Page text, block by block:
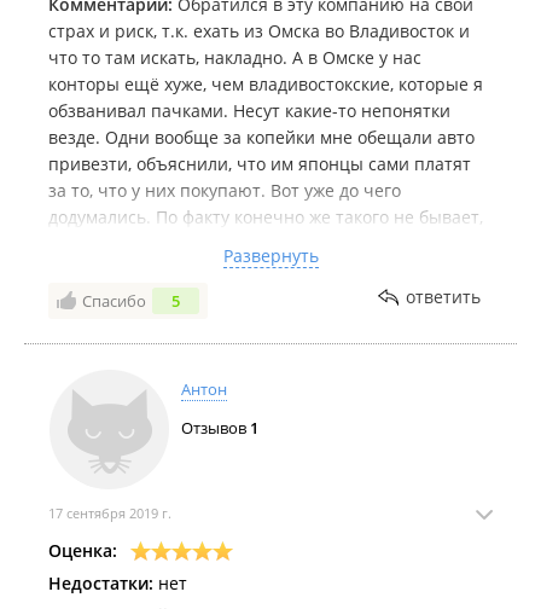
страх и риск, т.к. ехать из Омска во Владивосток и
что то там искать, накладно. А в Омске у нас
конторы ещё хуже, чем владивостокские, которые я
обзванивал пачками. Несут какие-то непонятки
везде. Одни вообще за копейки мне обещали авто
привезти, объяснили, что им японцы сами платят
за то, что у них покупают. Вот уже до чего
додумались. По факту конечно же такого не бывает,
нереально. Берут предоплату и ничего не привозят,
а вашими деньгами пользуются. Я долго читал
не хотелось пролететь по деньгам или желанному
компаний я выбирал ещё пару недель. Остановился
на этой компании потому что есть регистрация по
налоговой, услышал четыре разных голосов
солидный офис, много машин на продаже.
Отправил своего знакомого на проверку в офис, все
подтвердилось. У них вообще несколько кабинетов
на этаже. Ну думаю, что помимо того, что точно на
Развернуть
Спасибо 5 ответить
Антон
Отзывов 1
17 сентября 2019 г.
Оценка:
Недостатки: нет